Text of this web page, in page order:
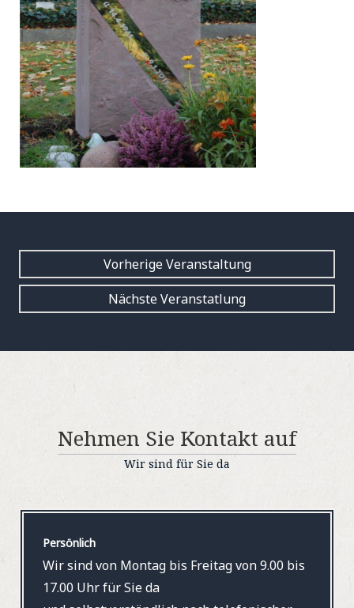
Vorherige Veranstaltung
Nächste Veranstatlung
Nehmen Sie Kontakt auf
Wir sind für Sie da
Persönlich
Wir sind von Montag bis Freitag von 9.00 bis
17.00 Uhr für Sie da